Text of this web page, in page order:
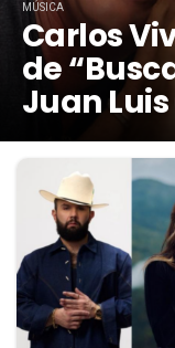
MÚSICA
Carlos
de
Juan